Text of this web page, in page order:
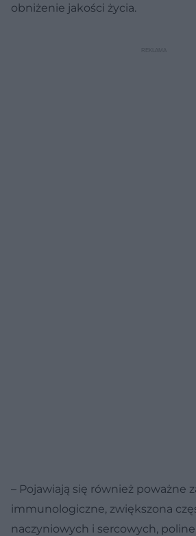
obniżenie jakości życia.
– Pojawiają się również poważne
immunologiczne, zwiększona
naczyniowych i sercowych,